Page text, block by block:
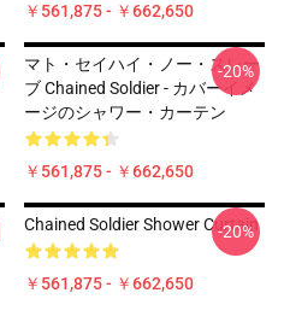
￥561,875 - ￥662,650
マト・セイハイ・ノー・スレー
ブ Chained Soldier - カバーイメ
ージのシャワー・カーテン
￥561,875 - ￥662,650
-20%
Chained Soldier Shower Curtain
￥561,875 - ￥662,650
-20%